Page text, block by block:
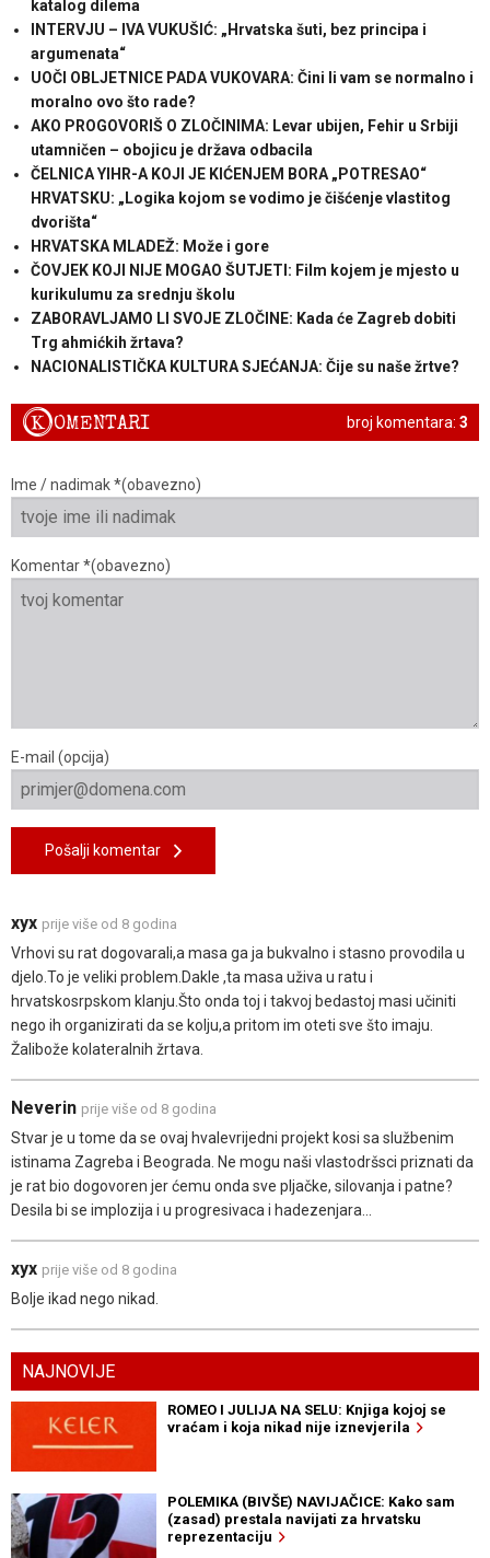
katalog dilema
INTERVJU – IVA VUKUŠIĆ: „Hrvatska šuti, bez principa i
argumenata“
UOČI OBLJETNICE PADA VUKOVARA: Čini li vam se normalno i
moralno ovo što rade?
AKO PROGOVORIŠ O ZLOČINIMA: Levar ubijen, Fehir u Srbiji
utamničen – obojicu je država odbacila
ČELNICA YIHR-A KOJI JE KIĆENJEM BORA „POTRESAO“
HRVATSKU: „Logika kojom se vodimo je čišćenje vlastitog
dvorišta“
HRVATSKA MLADEŽ: Može i gore
ČOVJEK KOJI NIJE MOGAO ŠUTJETI: Film kojem je mjesto u
kurikulumu za srednju školu
ZABORAVLJAMO LI SVOJE ZLOČINE: Kada će Zagreb dobiti
Trg ahmićkih žrtava?
NACIONALISTIČKA KULTURA SJEĆANJA: Čije su naše žrtve?
broj komentara: 3
KOMENTARI
Ime / nadimak *(obavezno)
Komentar *(obavezno)
E-mail (opcija)
Pošalji komentar
xyx prije više od 8 godina
Vrhovi su rat dogovarali,a masa ga ja bukvalno i stasno provodila u
djelo.To je veliki problem.Dakle ,ta masa uživa u ratu i
hrvatskosrpskom klanju.Što onda toj i takvoj bedastoj masi učiniti
nego ih organizirati da se kolju,a pritom im oteti sve što imaju.
Žalibože kolateralnih žrtava.
Neverin prije više od 8 godina
Stvar je u tome da se ovaj hvalevrijedni projekt kosi sa službenim
istinama Zagreba i Beograda. Ne mogu naši vlastodršsci priznati da
je rat bio dogovoren jer ćemu onda sve pljačke, silovanja i patne?
Desila bi se implozija i u progresivaca i hadezenjara...
xyx prije više od 8 godina
Bolje ikad nego nikad.
NAJNOVIJE
ROMEO I JULIJA NA SELU: Knjiga kojoj se
vraćam i koja nikad nije iznevjerila
POLEMIKA (BIVŠE) NAVIJAČICE: Kako sam
(zasad) prestala navijati za hrvatsku
reprezentaciju